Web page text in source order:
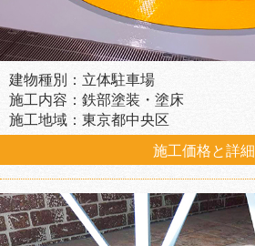
建物種別：立体駐車場
施工内容：鉄部塗装・塗床
施工地域：東京都中央区
施工価格と詳細